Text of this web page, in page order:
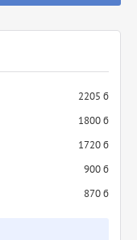
2205 б
1800 б
1720 б
900 б
870 б